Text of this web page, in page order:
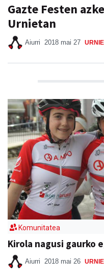
Gazte Festen
Urnietan
Aiurri 2018 mai 27
Komunitatea
Kirola nagusi gaurko
Aiurri 2018 mai 26